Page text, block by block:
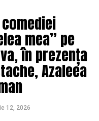
acestea, că alţi trei
de la PSD la Pro
România va avea al
ca număr de
trecută.
mea” pe
în prezența
Azaleea
12, 2026